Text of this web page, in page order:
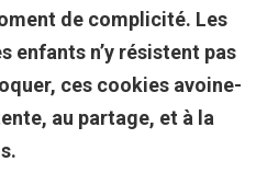
de complicité. Les
enfants n’y résistent pas
ces cookies avoine-
au partage, et à la